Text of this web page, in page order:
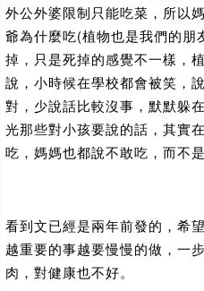
外公外婆限制只能吃菜，所以
爺為什麼吃(植物也是我們的
掉，只是死掉的感覺不一樣，
說，小時候在學校都會被笑，
對，少說話比較沒事，默默躲
光那些對小孩要說的話，其實
吃，媽媽也都說不敢吃，而不
看到文已經是兩年前發的，希
越重要的事越要慢慢的做，一
肉，對健康也不好。